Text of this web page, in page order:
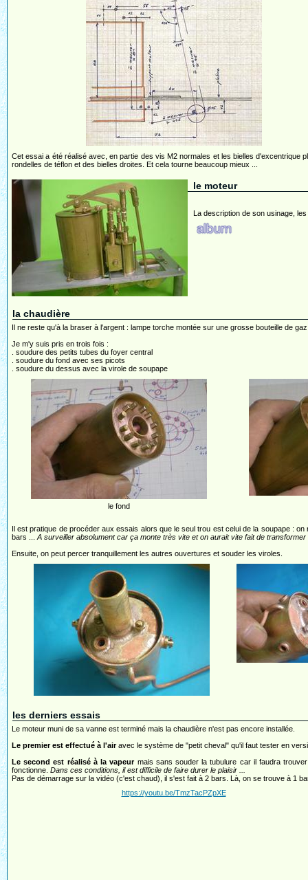
Cet essai a été réalisé avec, en partie des vis M2 normales et les bielles d'excentrique
rondelles de téflon et des bielles droites. Et cela tourne beaucoup mieux ...
le moteur
La description de son usinage,
la chaudière
Il ne reste qu'à la braser à l'argent : lampe torche montée sur une grosse bouteille de
Je m'y suis pris en trois fois :
. soudure des petits tubes du foyer central
. soudure du fond avec ses picots
. soudure du dessus avec la virole de soupape
le fond
Il est pratique de procéder aux essais alors que le seul trou est celui de la soupape :
bars ... A surveiller absolument car ça monte très vite et on aurait vite fait de
Ensuite, on peut percer tranquillement les autres ouvertures et souder les viroles.
les derniers essais
Le moteur muni de sa vanne est terminé mais la chaudière n'est pas encore installée.
Le premier est effectué à l'airavec le système de "petit cheval" qu'il faut tester en
Le second est réalisé à la vapeurmais sans souder la tubulure car il faudra
fonctionne. Dans ces conditions, il est difficile de faire durer le plaisir ...
Pas de démarrage sur la vidéo (c'est chaud), il s'est fait à 2 bars. Là, on se trouve à 1
https://youtu.be/TmzTacPZpXE